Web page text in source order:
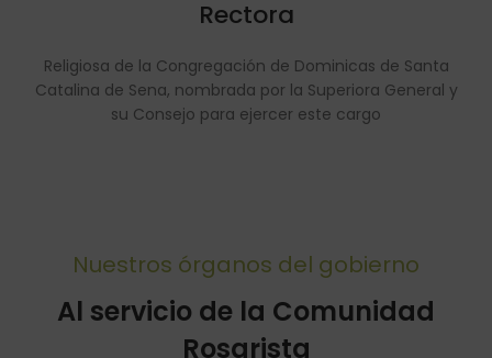
Rectora
Religiosa de la Congregación de Dominicas de Santa
Catalina de Sena, nombrada por la Superiora General y
su Consejo para ejercer este cargo
Nuestros órganos del gobierno
Al servicio de la Comunidad
Rosarista